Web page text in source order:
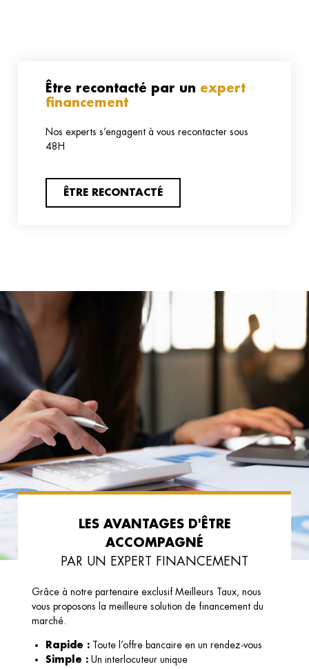
Être recontacté par un expert
financement
Nos experts s’engagent à vous recontacter sous
48H
ÊTRE RECONTACTÉ
LES AVANTAGES D'ÊTRE
ACCOMPAGNÉ
PAR UN EXPERT FINANCEMENT
Grâce à notre partenaire exclusif Meilleurs Taux, nous
vous proposons la meilleure solution de financement du
marché.
Rapide : Toute l’offre bancaire en un rendez-vous
Simple : Un interlocuteur unique